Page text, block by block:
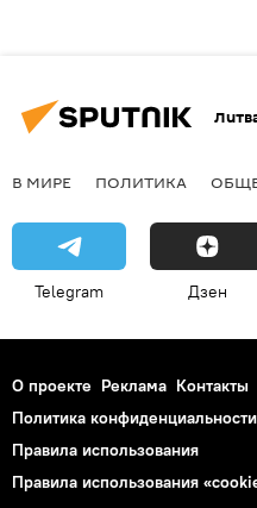
В МИРЕ ПОЛИТИКА
Telegram Дзен
О проекте Реклама Контакты
Политика конфиденциальности
Правила использования
Правила использования